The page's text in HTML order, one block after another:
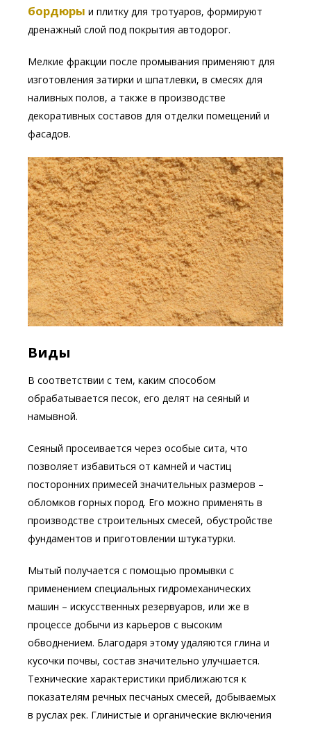
бордюры и плитку для тротуаров, формируют
дренажный слой под покрытия автодорог.
Мелкие фракции после промывания применяют для
изготовления затирки и шпатлевки, в смесях для
наливных полов, а также в производстве
декоративных составов для отделки помещений и
фасадов.
Виды
В соответствии с тем, каким способом
обрабатывается песок, его делят на сеяный и
намывной.
Сеяный просеивается через особые сита, что
позволяет избавиться от камней и частиц
посторонних примесей значительных размеров –
обломков горных пород. Его можно применять в
производстве строительных смесей, обустройстве
фундаментов и приготовлении штукатурки.
Мытый получается с помощью промывки с
применением специальных гидромеханических
машин – искусственных резервуаров, или же в
процессе добычи из карьеров с высоким
обводнением. Благодаря этому удаляются глина и
кусочки почвы, состав значительно улучшается.
Технические характеристики приближаются к
показателям речных песчаных смесей, добываемых
в руслах рек. Глинистые и органические включения